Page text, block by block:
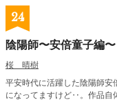
24
陰陽師〜安倍童子編〜
桜 晴樹
平安時代に活躍した陰陽師安
になってますけど‥。作品自